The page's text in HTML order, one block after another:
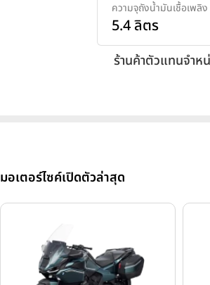
ความจุถังน้ำมันเชื้อเพลิง
5.4 ลิตร
ร้านค้าตัวแทนจำห
มอเตอร์ไซค์เปิดตัวล่าสุด